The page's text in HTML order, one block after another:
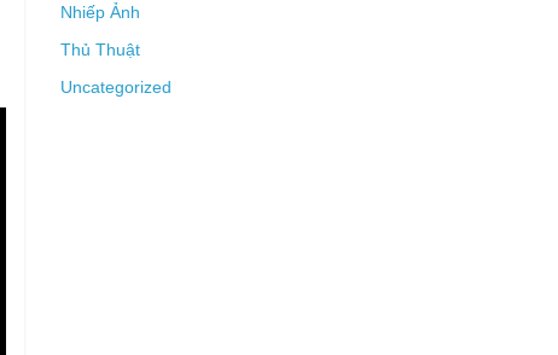
Nhiếp Ảnh
Thủ Thuật
Uncategorized